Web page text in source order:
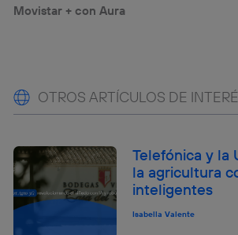
Movistar + con Aura
OTROS ARTÍCULOS DE
Telefónica y la
la agricultura
inteligentes
Isabella Valente